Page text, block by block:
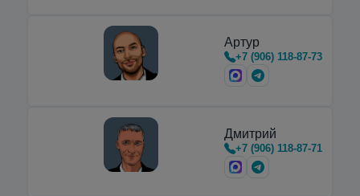
Артур
+7 (906) 118-87-73
Дмитрий
+7 (906) 118-87-71